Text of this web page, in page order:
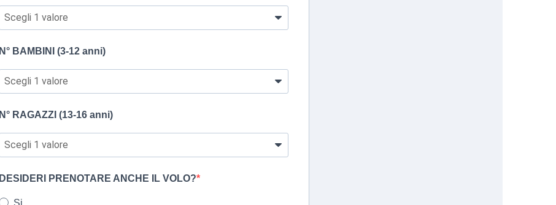
N° BAMBINI (3-12 anni)
N° RAGAZZI (13-16 anni)
DESIDERI PRENOTARE ANCHE IL VOLO?
Si